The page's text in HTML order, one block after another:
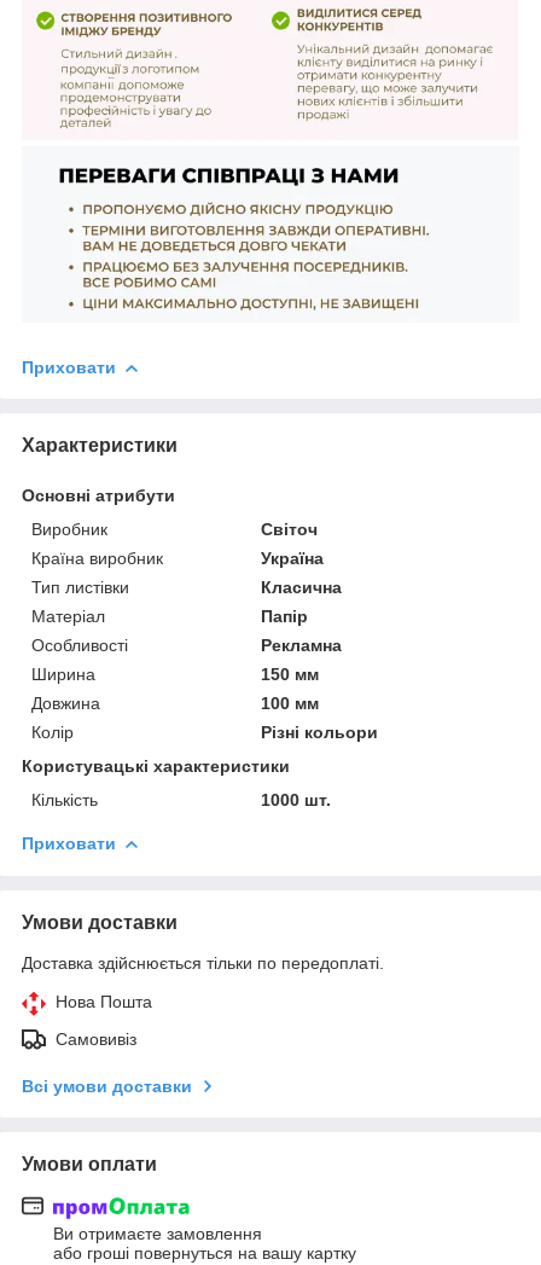
Приховати
Характеристики
Основні атрибути
Виробник
Світоч
Країна виробник
Україна
Тип листівки
Класична
Матеріал
Папір
Особливості
Рекламна
Ширина
150 мм
Довжина
100 мм
Колір
Різні кольори
Користувацькі характеристики
Кількість
1000 шт.
Приховати
Умови доставки
Доставка здійснюється тільки по передоплаті.
Нова Пошта
Самовивіз
Всі умови доставки
Умови оплати
Ви отримаєте замовлення
або гроші повернуться на вашу картку